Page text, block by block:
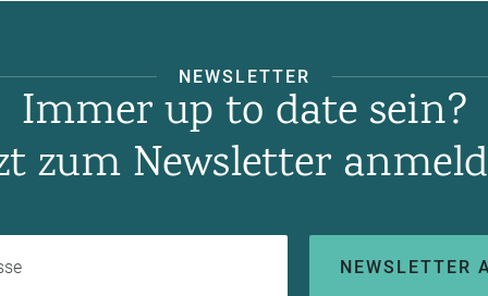
NEWSLETTER
Immer up to date sein?
zum Newsletter
Ihre E-Mail-Adresse
NEWSLETTER